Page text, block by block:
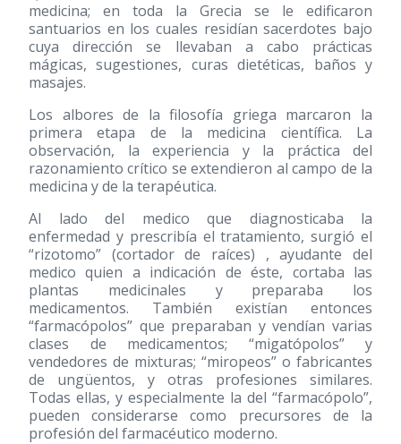
medicina; en toda la Grecia se le edificaron
santuarios en los cuales residían sacerdotes bajo
cuya dirección se llevaban a cabo prácticas
mágicas, sugestiones, curas dietéticas, baños y
masajes.
Los albores de la filosofía griega marcaron la
primera etapa de la medicina científica. La
observación, la experiencia y la práctica del
razonamiento crítico se extendieron al campo de la
medicina y de la terapéutica.
Al lado del medico que diagnosticaba la
enfermedad y prescribía el tratamiento, surgió el
“rizotomo” (cortador de raíces) , ayudante del
medico quien a indicación de éste, cortaba las
plantas medicinales y preparaba los
medicamentos. También existían entonces
“farmacópolos” que preparaban y vendían varias
clases de medicamentos; “migatópolos” y
vendedores de mixturas; “miropeos” o fabricantes
de ungüentos, y otras profesiones similares.
Todas ellas, y especialmente la del “farmacópolo”,
pueden considerarse como precursores de la
profesión del farmacéutico moderno.